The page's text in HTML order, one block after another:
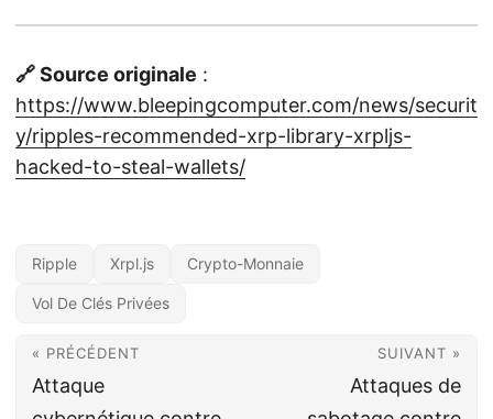
🔗 Source originale :
https://www.bleepingcomputer.com/news/securit
y/ripples-recommended-xrp-library-xrpljs-
hacked-to-steal-wallets/
Ripple Xrpl.js Crypto-Monnaie
Vol De Clés Privées
« PRÉCÉDENT
Attaque
SUIVANT »
Attaques de